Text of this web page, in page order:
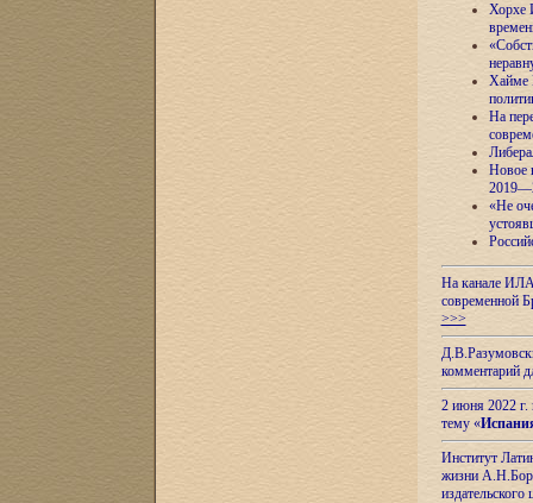
Хорхе
Хайме
На
Новое
«Не
На канале ИЛА
современной
>>>
комментарий
2 июня 2022 г.
тему «
Институт
жизни